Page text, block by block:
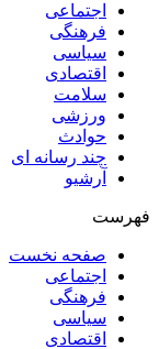
اجتماعی
فرهنگی
سیاسی
اقتصادی
سلامت
ورزشی
حوادث
چند رسانه ای
آرشیو
فهرست
صفحه نخست
اجتماعی
فرهنگی
سیاسی
اقتصادی